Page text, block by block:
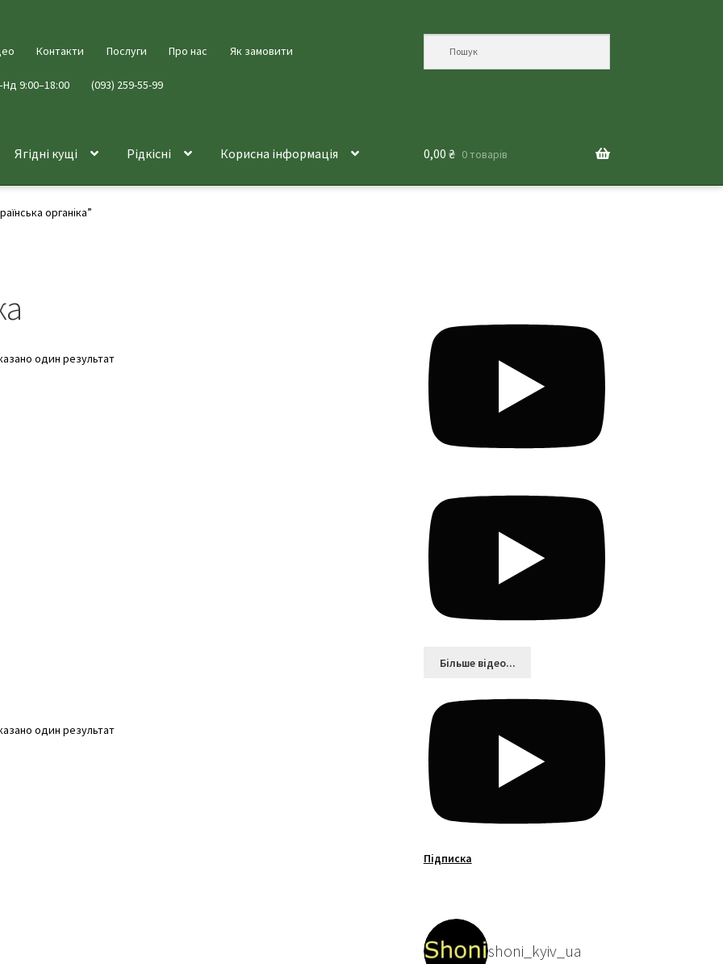
Контакти Послуги Про нас Як замовити
9:00–18:00 (093) 259-55-99
Ягідні кущі Рідкісні Корисна інформація 0,00 ₴ 0 товарів
органіка”
один результат
один результат
Більшe відео...
Підписка
shoni_kyiv_ua